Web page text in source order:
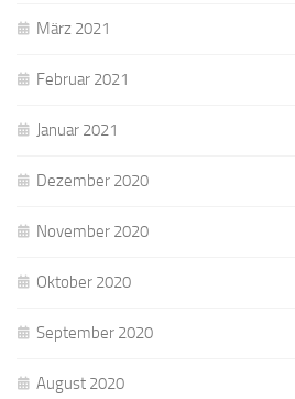
März 2021
Februar 2021
Januar 2021
Dezember 2020
November 2020
Oktober 2020
September 2020
August 2020